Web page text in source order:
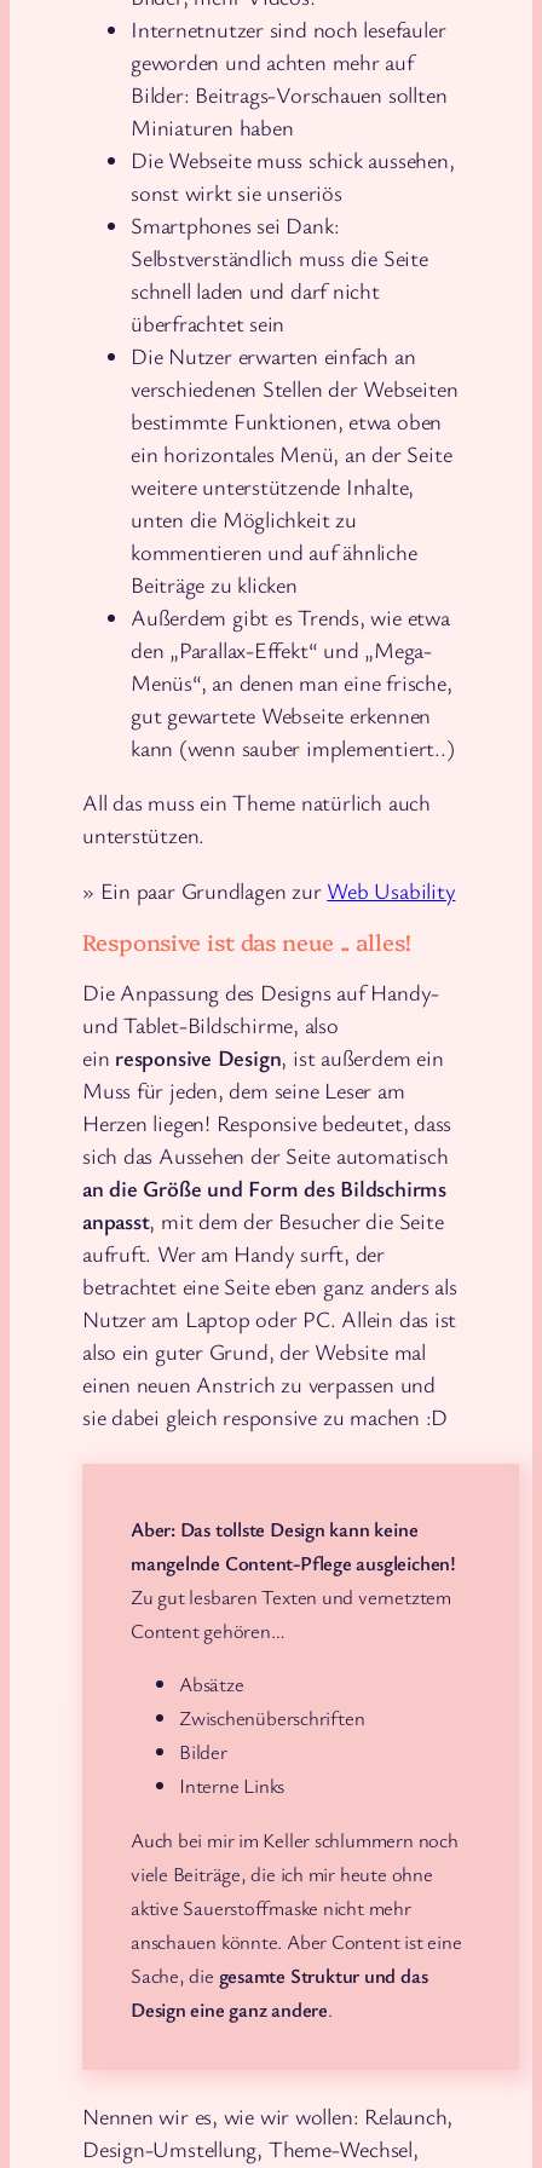
Internetnutzer sind noch lesefauler
geworden und achten mehr auf
Bilder: Beitrags-Vorschauen sollten
Miniaturen haben
Die Webseite muss schick aussehen,
sonst wirkt sie unseriös
Smartphones sei Dank:
Selbstverständlich muss die Seite
schnell laden und darf nicht
überfrachtet sein
Die Nutzer erwarten einfach an
verschiedenen Stellen der Webseiten
bestimmte Funktionen, etwa oben
ein horizontales Menü, an der Seite
weitere unterstützende Inhalte,
unten die Möglichkeit zu
kommentieren und auf ähnliche
Beiträge zu klicken
Außerdem gibt es Trends, wie etwa
den „Parallax-Effekt“ und „Mega-
Menüs“, an denen man eine frische,
gut gewartete Webseite erkennen
kann (wenn sauber implementiert..)
All das muss ein Theme natürlich auch
unterstützen.
» Ein paar Grundlagen zur Web Usability
Responsive ist das neue .. alles!
Die Anpassung des Designs auf Handy-
und Tablet-Bildschirme, also
ein responsive Design, ist außerdem ein
Muss für jeden, dem seine Leser am
Herzen liegen! Responsive bedeutet, dass
sich das Aussehen der Seite automatisch
an die Größe und Form des Bildschirms
anpasst, mit dem der Besucher die Seite
aufruft. Wer am Handy surft, der
betrachtet eine Seite eben ganz anders als
Nutzer am Laptop oder PC. Allein das ist
also ein guter Grund, der Website mal
einen neuen Anstrich zu verpassen und
sie dabei gleich responsive zu machen :D
Aber: Das tollste Design kann keine
mangelnde Content-Pflege ausgleichen!
Zu gut lesbaren Texten und vernetztem
Content gehören…
Absätze
Zwischenüberschriften
Bilder
Interne Links
Auch bei mir im Keller schlummern noch
viele Beiträge, die ich mir heute ohne
aktive Sauerstoffmaske nicht mehr
anschauen könnte. Aber Content ist eine
Sache, die gesamte Struktur und das
Design eine ganz andere.
Nennen wir es, wie wir wollen: Relaunch,
Design-Umstellung, Theme-Wechsel,